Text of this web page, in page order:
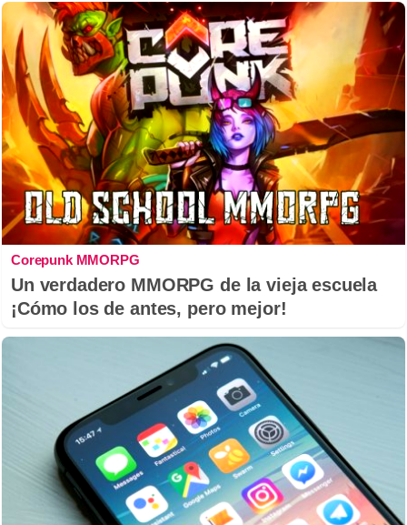
Corepunk MMORPG
Un verdadero MMORPG de la vieja escuela
¡Cómo los de antes, pero mejor!